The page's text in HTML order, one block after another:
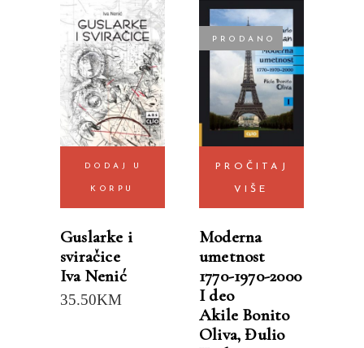
DODAJ U
KORPU
Guslarke i
sviračice
Iva Nenić
35.50KM
PRODANO
PROČITAJ
VIŠE
Moderna
umetnost
1770-1970-2000
I deo
Akile Bonito
Oliva,Đulio